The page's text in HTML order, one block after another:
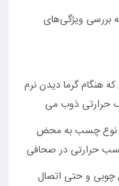
بررسی ویژگی‌های
هنگام گرما دیدن نرم
حرارتی ذوب می
نوع چسب به محض
حرارتی در صحافی
چوبی و حتی اتصال